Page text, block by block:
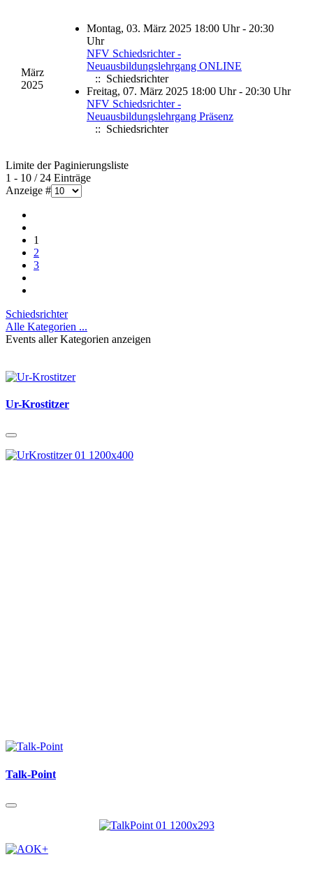
März
2025
Montag, 03. März 2025 18:00 Uhr - 20:30
Uhr
NFV Schiedsrichter -
Neuausbildungslehrgang ONLINE
:: Schiedsrichter
Freitag, 07. März 2025 18:00 Uhr - 20:30 Uhr
NFV Schiedsrichter -
Neuausbildungslehrgang Präsenz
:: Schiedsrichter
Limite der Paginierungsliste
1 - 10 / 24 Einträge
Anzeige #
1
2
3
Schiedsrichter
Alle Kategorien ...
Events aller Kategorien anzeigen
Ur-Krostitzer
Talk-Point